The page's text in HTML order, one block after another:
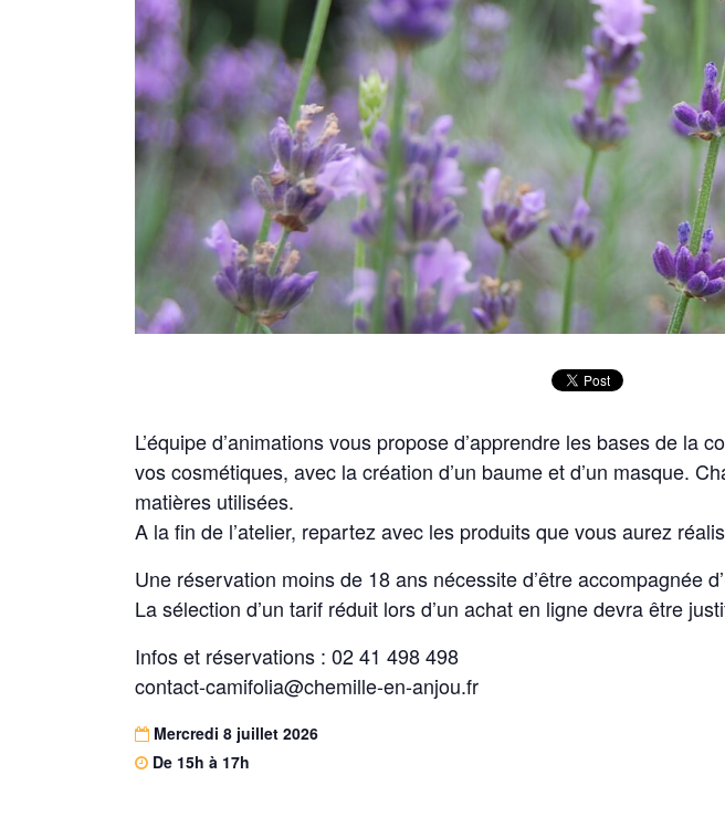
L’équipe d’animations vous propose d’apprendre les bases de
vos cosmétiques, avec la création d’un baume et d’un masque.
matières utilisées.
A la fin de l’atelier, repartez avec les produits que vous aurez
Une réservation moins de 18 ans nécessite d’être accompagnée
La sélection d’un tarif réduit lors d’un achat en ligne devra être
Infos et réservations : 02 41 498 498
contact-camifolia@chemille-en-anjou.fr
Mercredi 8 juillet 2026
De 15h à 17h